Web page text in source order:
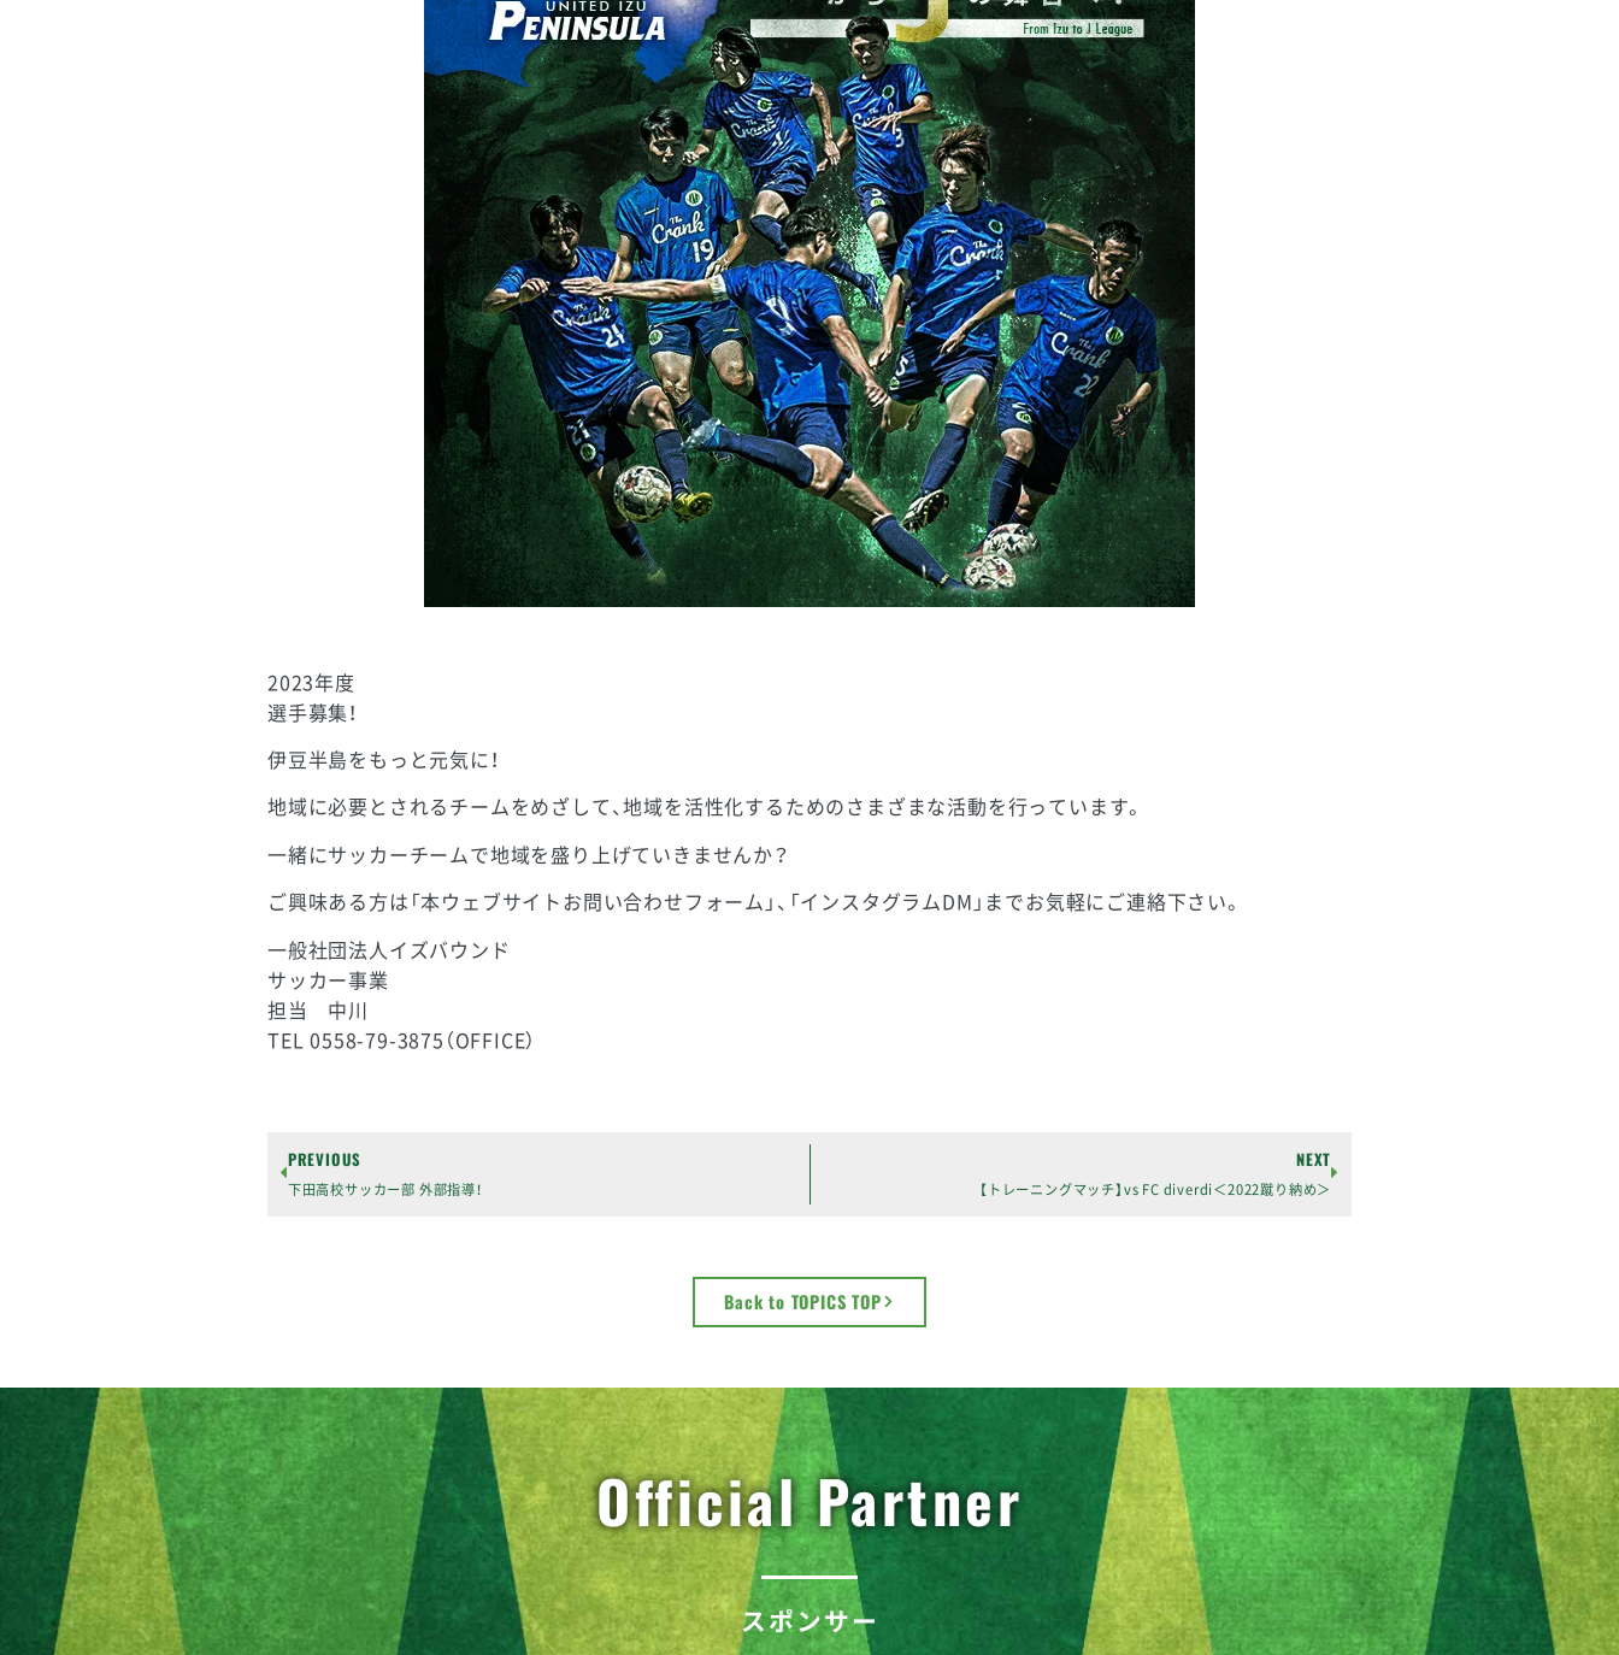
2023年度
選手募集！
伊豆半島をもっと元気に！
地域に必要とされるチームをめざして、地域を活性化するためのさまざまな活動を行っています。
一緒にサッカーチームで地域を盛り上げていきませんか？
ご興味ある方は「本ウェブサイトお問い合わせフォーム」、「インスタグラムDM」までお気軽にご連絡下さい。
一般社団法人イズバウンド
サッカー事業
担当 中川
TEL 0558-79-3875（OFFICE）
PREVIOUS
下田高校サッカー部 外部指導！
NEXT
【トレーニングマッチ】vs FC diverdi＜2022蹴り納め＞
Back to TOPICS TOP
Official Partner
スポンサー